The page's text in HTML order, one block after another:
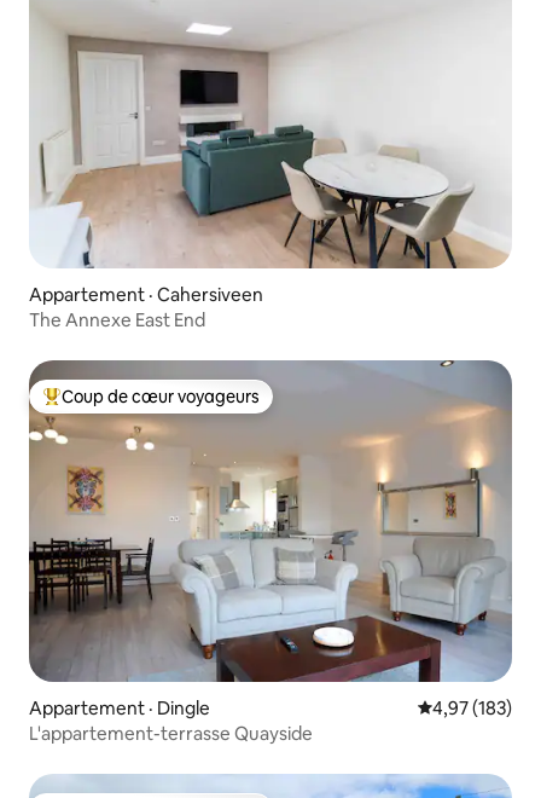
Appartement · Cahersiveen
The Annexe East End
Coup de cœur voyageurs parmi les plus aimés
Coup de cœur voyageurs
Appartement · Dingle Note
4,97 (183)
L'appartement-terrasse Quayside